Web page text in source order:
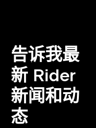
告诉我最
新 Rider
新闻和动
态